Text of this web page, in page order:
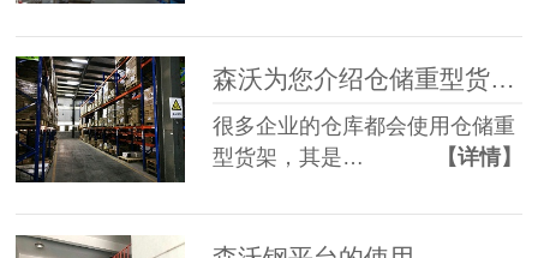
森沃为您介绍仓储重型货架怎么进行干燥
很多企业的仓库都会使用仓储重
型货架，其是…
【详情】